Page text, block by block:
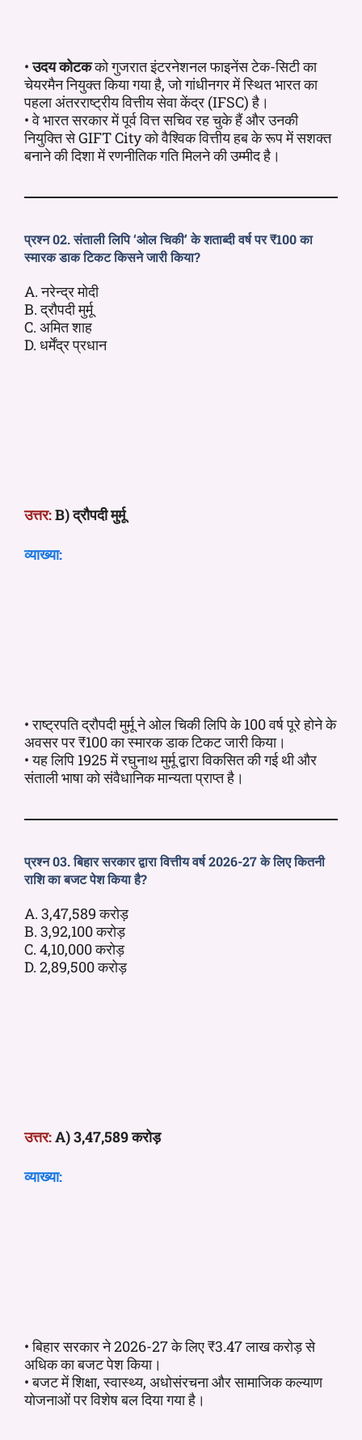
•उदय कोटकको गुजरात इंटरनेशनल फाइनेंस टेक-सिटी का
चेयरमैन नियुक्त किया गया है, जो गांधीनगर में स्थित भारत का
पहला अंतरराष्ट्रीय वित्तीय सेवा केंद्र (IFSC) है।
• वे भारत सरकार में पूर्व वित्त सचिव रह चुके हैं और उनकी
नियुक्ति से GIFT City को वैश्विक वित्तीय हब के रूप में सशक्त
बनाने की दिशा में रणनीतिक गति मिलने की उम्मीद है।
प्रश्न 02. संताली लिपि ‘ओल चिकी’ के शताब्दी वर्ष पर ₹100 का
स्मारक डाक टिकट किसने जारी किया?
A. नरेन्द्र मोदी
B. द्रौपदी मुर्मू
C. अमित शाह
D. धर्मेंद्र प्रधान
उत्तर:B) द्रौपदी मुर्मू
व्याख्या:
• राष्ट्रपति द्रौपदी मुर्मू ने ओल चिकी लिपि के 100 वर्ष पूरे होने के
अवसर पर ₹100 का स्मारक डाक टिकट जारी किया।
• यह लिपि 1925 में रघुनाथ मुर्मू द्वारा विकसित की गई थी और
संताली भाषा को संवैधानिक मान्यता प्राप्त है।
प्रश्न 03. बिहार सरकार द्वारा वित्तीय वर्ष 2026-27 के लिए कितनी
राशि का बजट पेश किया है?
A. 3,47,589 करोड़
B. 3,92,100 करोड़
C. 4,10,000 करोड़
D. 2,89,500 करोड़
उत्तर:A) 3,47,589 करोड़
व्याख्या:
• बिहार सरकार ने 2026-27 के लिए ₹3.47 लाख करोड़ से
अधिक का बजट पेश किया।
• बजट में शिक्षा, स्वास्थ्य, अधोसंरचना और सामाजिक कल्याण
योजनाओं पर विशेष बल दिया गया है।